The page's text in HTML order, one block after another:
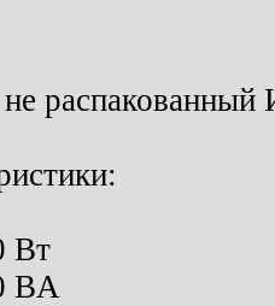
распакованный
Вт
ВA